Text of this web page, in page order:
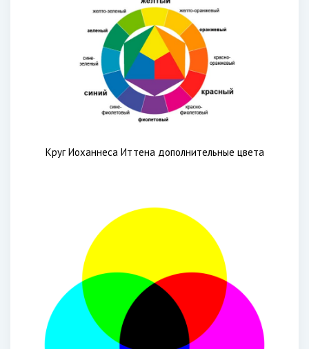
Круг Иоханнеса Иттена дополнительные цвета